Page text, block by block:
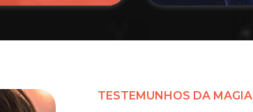
TESTEMUNHOS DA MAGIA